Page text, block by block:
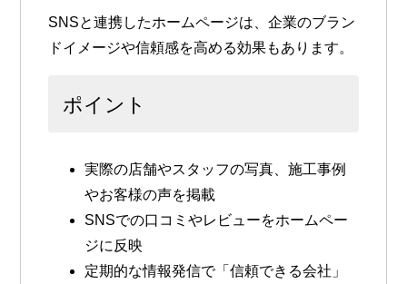
SNSと連携したホームページは、企業のブラン
ドイメージや信頼感を高める効果もあります。
ポイント
実際の店舗やスタッフの写真、施工事例
やお客様の声を掲載
SNSでの口コミやレビューをホームペー
ジに反映
定期的な情報発信で「信頼できる会社」